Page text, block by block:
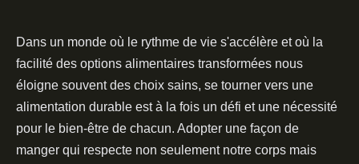
Dans un monde où le rythme de vie s'accélère et où la
facilité des options alimentaires transformées nous
éloigne souvent des choix sains, se tourner vers une
alimentation durable est à la fois un défi et une nécessité
pour le bien-être de chacun. Adopter une façon de
manger qui respecte non seulement notre corps mais